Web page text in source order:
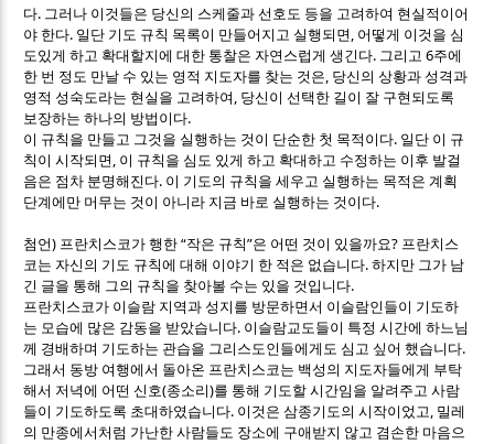
다. 그러나 이것들은 당신의 스케줄과 선호도 등을 고려하여 현실적이어
야 한다. 일단 기도 규칙 목록이 만들어지고 실행되면 , 어떻게 이것을 심
도있게 하고 확대할지에 대한 통찰은 자연스럽게 생긴다. 그리고6주에
한 번 정도 만날 수 있는 영적 지도자를 찾는 것은, 당신의 상황과 성격과
영적 성숙도라는 현실을 고려하여 , 당신이 선택한 길이 잘 구현되도록
보장하는 하나의 방법이다.
이 규칙을 만들고 그것을 실행하는 것이 단순한 첫 목적이다. 일단 이 규
칙이 시작되면 , 이 규칙을 심도 있게 하고 확대하고 수정하는 이후 발걸
음은 점차 분명해진다. 이 기도의 규칙을 세우고 실행하는 목적은 계획
단계에만 머무는 것이 아니라 지금 바로 실행하는 것이다.
첨언) 프란치스코가 행한“작은 규칙”은 어떤 것이 있을까요? 프란치스
코는 자신의 기도 규칙에 대해 이야기 한 적은 없습니다.하지만 그가 남
긴 글을 통해 그의 규칙을 찾아볼 수는 있을 것입니다.
프란치스코가 이슬람 지역과 성지를 방문하면서 이슬람인들이 기도하
는 모습에 많은 감동을 받았습니다. 이슬람교도들이 특정 시간에 하느님
께 경배하며 기도하는 관습을 그리스도인들에게도 심고 싶어 했습니다.
그래서 동방 여행에서 돌아온 프란치스코는 백성의 지도자들에게 부탁
해서 저녁에 어떤 신호(종소리)를 통해 기도할 시간임을 알려주고 사람
들이 기도하도록 초대하였습니다. 이것은 삼종기도의 시작이었고 , 밀레
의 만종에서처럼 가난한 사람들도 장소에 구애받지 않고 겸손한 마음으